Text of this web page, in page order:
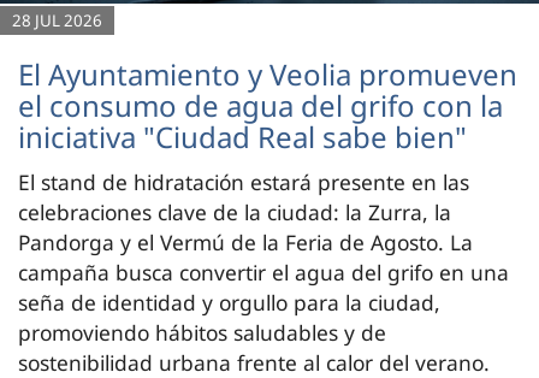
28 JUL 2026
El Ayuntamiento y Veolia promueven
el consumo de agua del grifo con la
iniciativa "Ciudad Real sabe bien"
El stand de hidratación estará presente en las
celebraciones clave de la ciudad: la Zurra, la
Pandorga y el Vermú de la Feria de Agosto. La
campaña busca convertir el agua del grifo en una
seña de identidad y orgullo para la ciudad,
promoviendo hábitos saludables y de
sostenibilidad urbana frente al calor del verano.